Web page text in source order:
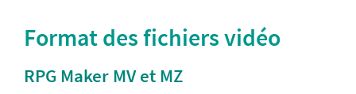
Format des fichiers vidéo
RPG Maker MV et MZ